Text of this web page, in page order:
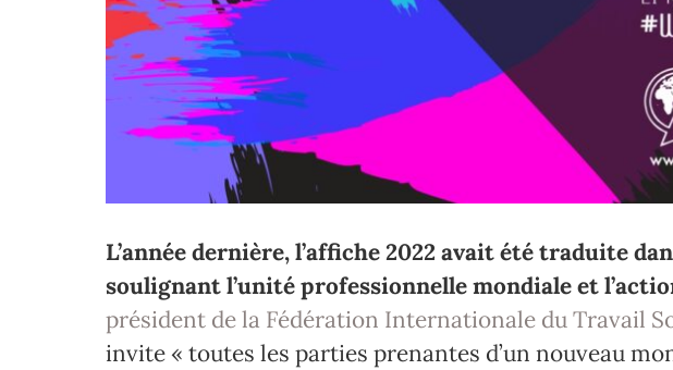
L’année dernière, l’affiche 2022 avait été traduite
soulignant l’unité professionnelle mondiale et
président de la Fédération Internationale du Travail
invite « toutes les parties prenantes d’un nouveau